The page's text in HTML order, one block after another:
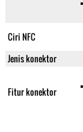
Ciri NFC
Jenis konektor
Fitur konektor